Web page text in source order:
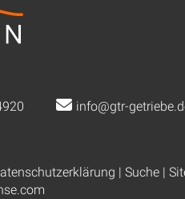
info@gtr-
| Suche|